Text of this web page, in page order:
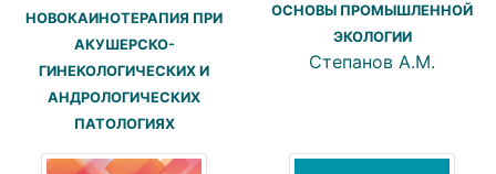
НОВОКАИНОТЕРАПИЯ ПРИ
АКУШЕРСКО-
ГИНЕКОЛОГИЧЕСКИХ И
АНДРОЛОГИЧЕСКИХ
ПАТОЛОГИЯХ
ОСНОВЫ ПРОМЫШЛЕННОЙ
ЭКОЛОГИИ
Степанов А.М.